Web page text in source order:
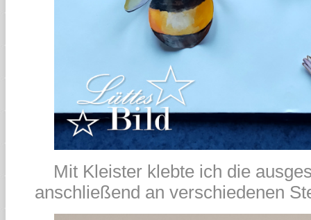
Mit Kleister klebte ich die
anschließend an verschiedenen